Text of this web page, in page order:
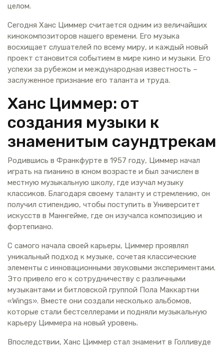
целом.
Сегодня Ханс Циммер считается одним из величайших
кинокомпозиторов нашего времени. Его музыка
восхищает слушателей по всему миру, и каждый новый
проект становится событием в мире кино и музыки. Его
успехи за рубежом и международная известность –
заслуженное признание его таланта и труда.
Ханс Циммер: от
создания музыки к
знаменитым саундтрекам
Родившись в Франкфурте в 1957 году, Циммер начал
играть на пианино в юном возрасте и был зачислен в
местную музыкальную школу, где изучал музыку
классиков. Благодаря своему таланту и стремлению, он
получил стипендию, чтобы поступить в Университет
искусств в Маннгейме, где он изучалса композицию и
фортепиано.
С самого начала своей карьеры, Циммер проявлял
уникальный подход к музыке, сочетая классические
элементы с инновационными звуковыми экспериментами.
Это привело его к сотрудничеству с различными
музыкантами и битловской группой Пола Маккартни
«Wings». Вместе они создали несколько альбомов,
которые стали бестселлерами и подняли музыкальную
карьеру Циммера на новый уровень.
Впоследствии, Ханс Циммер стал знаменит в Голливуде